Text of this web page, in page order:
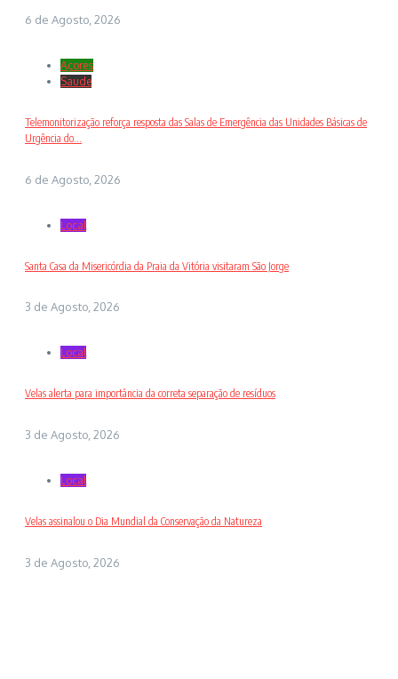
6 de Agosto, 2026
Açores
Saude
Telemonitorização reforça resposta das Salas de Emergência das Unidades Básicas de
Urgência do...
6 de Agosto, 2026
Local
Santa Casa da Misericórdia da Praia da Vitória visitaram São Jorge
3 de Agosto, 2026
Local
Velas alerta para importância da correta separação de resíduos
3 de Agosto, 2026
Local
Velas assinalou o Dia Mundial da Conservação da Natureza
3 de Agosto, 2026